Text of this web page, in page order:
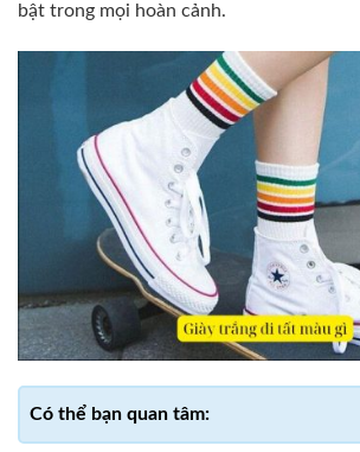
bật trong mọi hoàn cảnh.